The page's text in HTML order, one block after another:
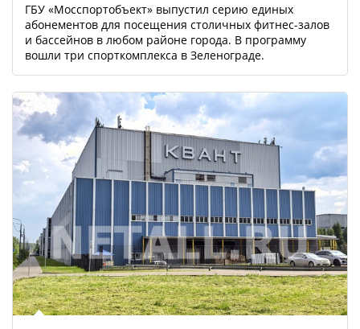
ГБУ «Мосспортобъект» выпустил серию единых
абонементов для посещения столичных фитнес-залов
и бассейнов в любом районе города. В программу
вошли три спорткомплекса в Зеленограде.